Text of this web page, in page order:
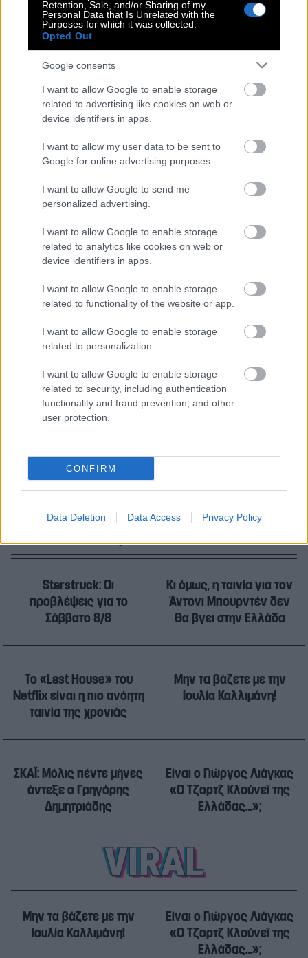
Retention, Sale, and/or Sharing of my
Personal Data that Is Unrelated with the
Purposes for which it was collected.
Opted Out
Google consents
I want to allow Google to enable storage
related to advertising like cookies on web or
device identifiers in apps.
I want to allow my user data to be sent to
Google for online advertising purposes.
I want to allow Google to send me
personalized advertising.
I want to allow Google to enable storage
related to analytics like cookies on web or
device identifiers in apps.
I want to allow Google to enable storage
related to functionality of the website or app.
I want to allow Google to enable storage
related to personalization.
I want to allow Google to enable storage
related to security, including authentication
functionality and fraud prevention, and other
user protection.
CONFIRM
Data Deletion Data Access Privacy Policy
πολιτευτεί – «Εγώ είμαι ο ιδεολόγος
Δημήτρης Σαμόλης: «Ερωτευμένος είμαι ο
πιο γλυκός άνθρωπος, αλλά έχω υπάρξει
Οι 10+1 ακριβότεροι Έλληνες
ποδοσφαιριστές: Οι Ευρωπαίοι
«αγοράζουν Ελλάδα»!
Η Καβάλα του 1987 ήταν «λίγο βαμμένη,
«Ήταν μια γριά τρελή με περούκα, λίγο
υστέρω και με σούπες»: Όταν ο Άντι
Γουόρχολ ζωγράφισε τον Ηλία Ψινάκη
Βίσση» – αλλά παίζει τα σουξέ της!
Starstruck: Οι
προβλέψεις για το
Σάββατο 8/8
Κι όμως, η ταινία για τον
Άντονι Μπουρντέν δεν
θα βγει στην Ελλάδα
Το «Last House» του
Netflix είναι η πιο ανόητη
ταινία της χρονιάς
Μην τα βάζετε με την
Ιουλία Καλλιμάνη!
ΣΚΑΪ: Μόλις πέντε μήνες
άντεξε ο Γρηγόρης
Δημητριάδης
Είναι ο Γιώργος Λιάγκας
«Ο Τζορτζ Κλούνεϊ της
Ελλάδας…»;
Μην τα βάζετε με την
Ιουλία Καλλιμάνη!
Είναι ο Γιώργος Λιάγκας
«Ο Τζορτζ Κλούνεϊ της
Ελλάδας…»;